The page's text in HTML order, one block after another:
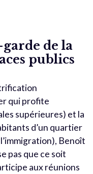
de la
publics
qui profite
supérieures) et la
d’un quartier
Benoît
pas que ce soit
aux réunions